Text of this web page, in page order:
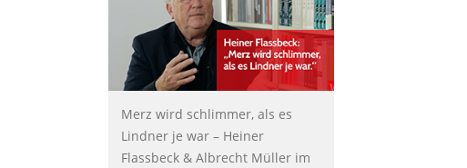
Merz wird schlimmer, als es
Lindner je war – Heiner
Flassbeck & Albrecht Müller im